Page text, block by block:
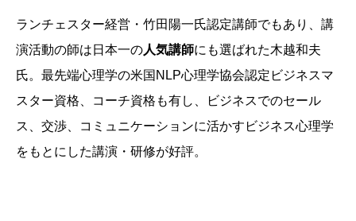
ランチェスター経営・竹田陽一氏認定講師でもあり、講
演活動の師は日本一の人気講師にも選ばれた木越和夫
氏。最先端心理学の米国NLP心理学協会認定ビジネスマ
スター資格、コーチ資格も有し、ビジネスでのセール
ス、交渉、コミュニケーションに活かすビジネス心理学
をもとにした講演・研修が好評。